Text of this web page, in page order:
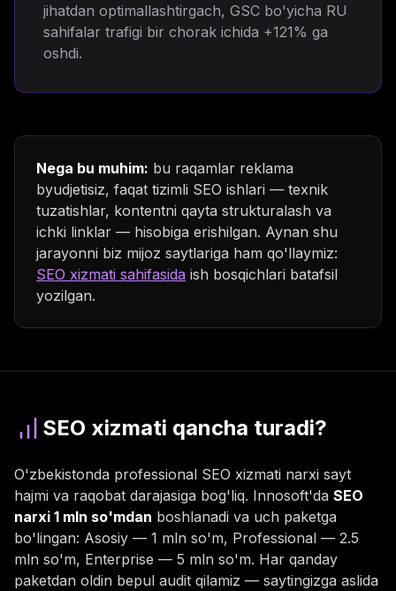
jihatdan optimallashtirgach, GSC bo'yicha RU
sahifalar trafigi bir chorak ichida +121% ga
oshdi.
Nega bu muhim: bu raqamlar reklama
byudjetisiz, faqat tizimli SEO ishlari — texnik
tuzatishlar, kontentni qayta strukturalash va
ichki linklar — hisobiga erishilgan. Aynan shu
jarayonni biz mijoz saytlariga ham qo'llaymiz:
SEO xizmati sahifasida ish bosqichlari batafsil
yozilgan.
SEO xizmati qancha turadi?
O'zbekistonda professional SEO xizmati narxi sayt
hajmi va raqobat darajasiga bog'liq. Innosoft'da SEO
narxi 1 mln so'mdan boshlanadi va uch paketga
bo'lingan: Asosiy — 1 mln so'm, Professional — 2.5
mln so'm, Enterprise — 5 mln so'm. Har qanday
paketdan oldin bepul audit qilamiz — saytingizga aslida